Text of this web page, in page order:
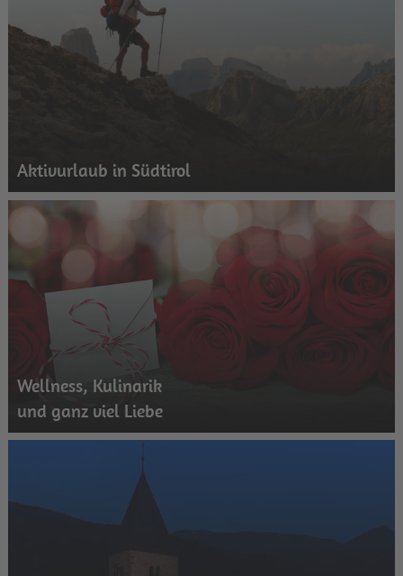
Aktivurlaub in Südtirol
Wellness, Kulinarik
und ganz viel Liebe